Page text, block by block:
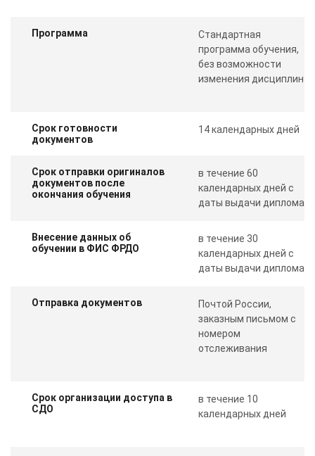
Программа
Стандартная
программа обучения,
без возможности
изменения дисциплин
Срок готовности
документов
14 календарных дней
Срок отправки оригиналов
документов после
окончания обучения
в течение 60
календарных дней с
даты выдачи диплома
Внесение данных об
обучении в ФИС ФРДО
в течение 30
календарных дней с
даты выдачи диплома
Отправка документов
Почтой России,
заказным письмом с
номером
отслеживания
Срок организации доступа в
СДО
в течение 10
календарных дней